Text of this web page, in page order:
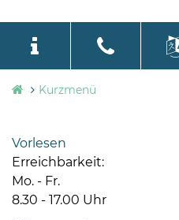
Stadtverwaltung
Bramstedt
Bleeck 15-
24576 Bad
language
Kurzmenü
Vorlesen
Erreichbarkeit:
Mo. - Fr.
8.30 - 17.00 Uhr